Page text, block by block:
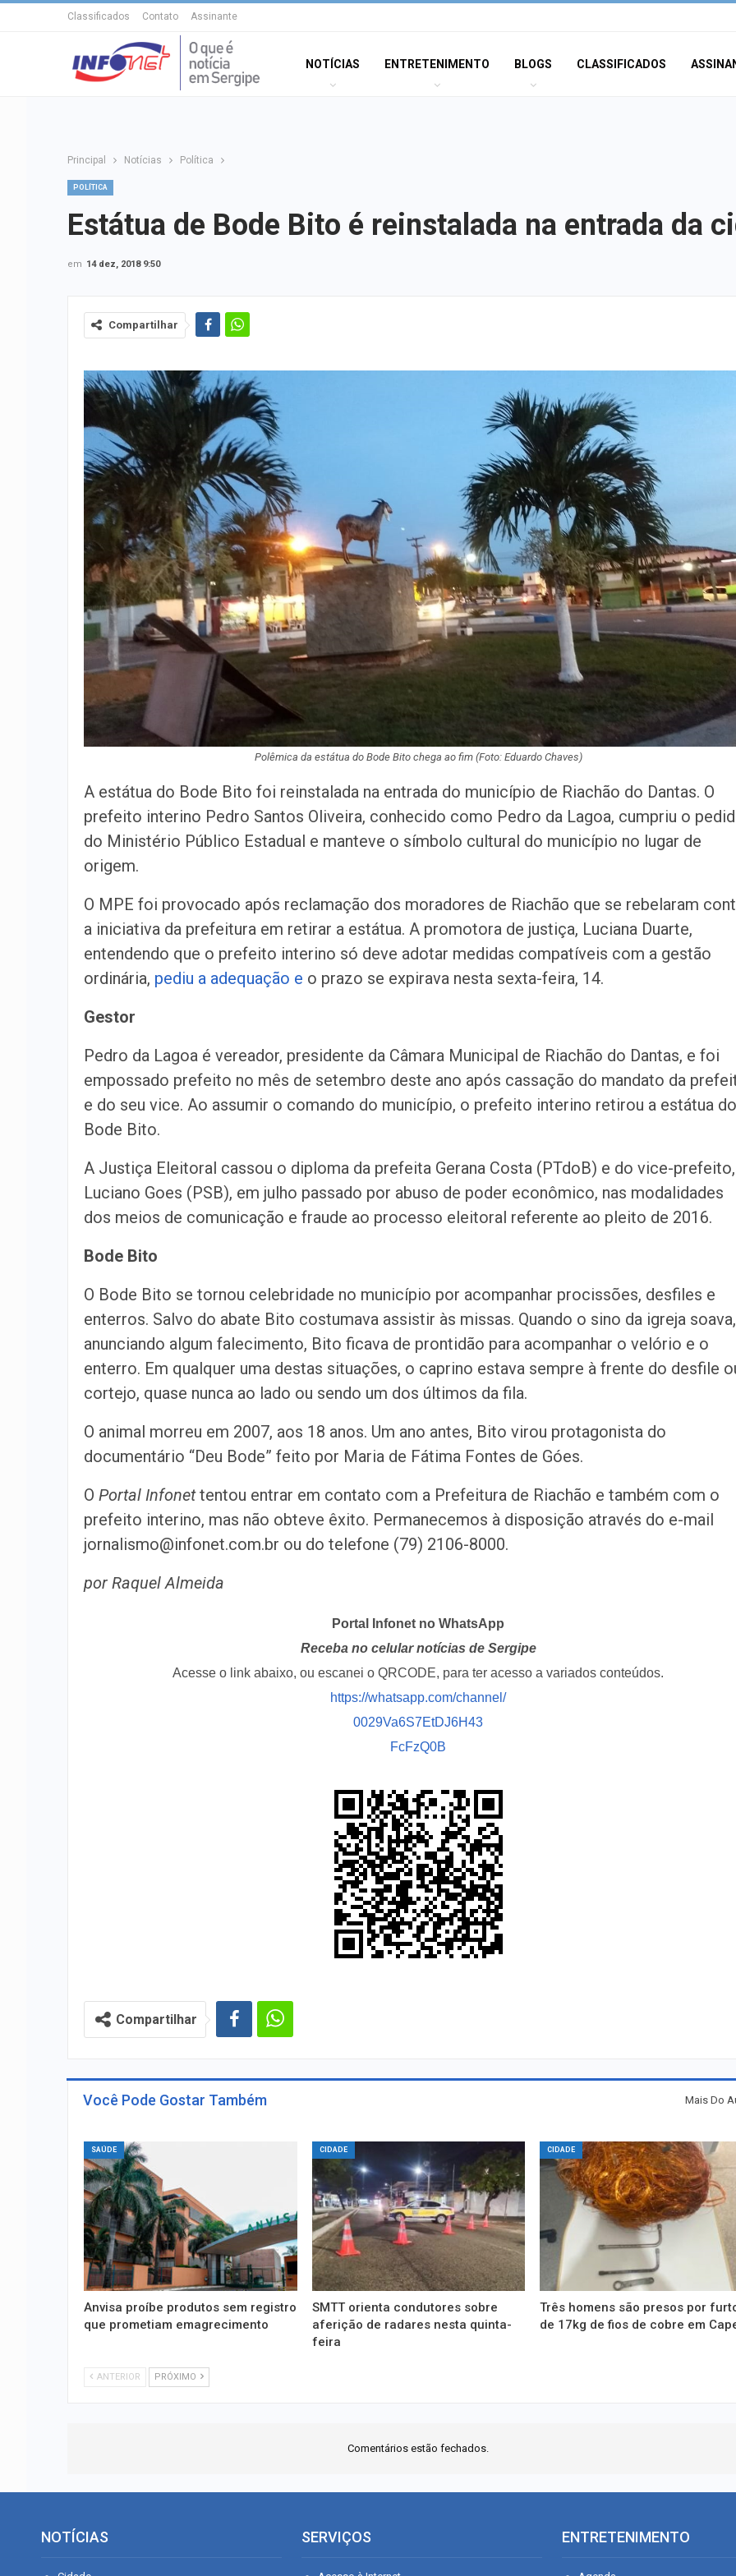
Classificados Contato Assinante
NOTÍCIAS ENTRETENIMENTO BLOGS CLASSIFICADOS
Principal Notícias Política
POLÍTICA
Estátua de Bode Bito é reinstalada na entrada da
em 14 dez, 2018 9:50
Compartilhar
Polêmica da estátua do Bode Bito chega ao fim (Foto: Eduardo Chaves)
A estátua do Bode Bito foi reinstalada na entrada do município de Riachão do Dantas. O
prefeito interino Pedro Santos Oliveira, conhecido como Pedro da Lagoa, cumpriu o
do Ministério Público Estadual e manteve o símbolo cultural do município no lugar de
origem.
O MPE foi provocado após reclamação dos moradores de Riachão que se rebelaram
a iniciativa da prefeitura em retirar a estátua. A promotora de justiça, Luciana Duarte,
entendendo que o prefeito interino só deve adotar medidas compatíveis com a gestão
ordinária, pediu a adequação e o prazo se expirava nesta sexta-feira, 14.
Gestor
Pedro da Lagoa é vereador, presidente da Câmara Municipal de Riachão do Dantas, e foi
empossado prefeito no mês de setembro deste ano após cassação do mandato da
e do seu vice. Ao assumir o comando do município, o prefeito interino retirou a estátua do
Bode Bito.
A Justiça Eleitoral cassou o diploma da prefeita Gerana Costa (PTdoB) e do vice-prefeito,
Luciano Goes (PSB), em julho passado por abuso de poder econômico, nas modalidades
dos meios de comunicação e fraude ao processo eleitoral referente ao pleito de 2016.
Bode Bito
O Bode Bito se tornou celebridade no município por acompanhar procissões, desfiles e
enterros. Salvo do abate Bito costumava assistir às missas. Quando o sino da igreja soava,
anunciando algum falecimento, Bito ficava de prontidão para acompanhar o velório e o
enterro. Em qualquer uma destas situações, o caprino estava sempre à frente do desfile
cortejo, quase nunca ao lado ou sendo um dos últimos da fila.
O animal morreu em 2007, aos 18 anos. Um ano antes, Bito virou protagonista do
documentário “Deu Bode” feito por Maria de Fátima Fontes de Góes.
O Portal Infonettentou entrar em contato com a Prefeitura de Riachão e também com o
prefeito interino, mas não obteve êxito. Permanecemos à disposição através do e-mail
jornalismo@infonet.com.br ou do telefone (79) 2106-8000.
por Raquel Almeida
Portal Infonet no WhatsApp
Receba no celular notícias de Sergipe
Acesse o link abaixo, ou escanei o QRCODE, para ter acesso a variados conteúdos.
https://whatsapp.com/channel/
0029Va6S7EtDJ6H43
FcFzQ0B
Compartilhar
Você Pode Gostar Também Mais Do
SAÚDE
Anvisa proíbe produtos sem registro
que prometiam emagrecimento
CIDADE
SMTT orienta condutores sobre
aferição de radares nesta quinta-
feira
CIDADE
Três homens são presos por
de 17kg de fios de cobre em
ANTERIOR PRÓXIMO
Comentários estão fechados.
cargas em
Descubra
movimenta
atrações
Moradores
melhorias e
rodovia em
Bairro América
NOTÍCIAS SERVIÇOS ENTRETENIMENTO